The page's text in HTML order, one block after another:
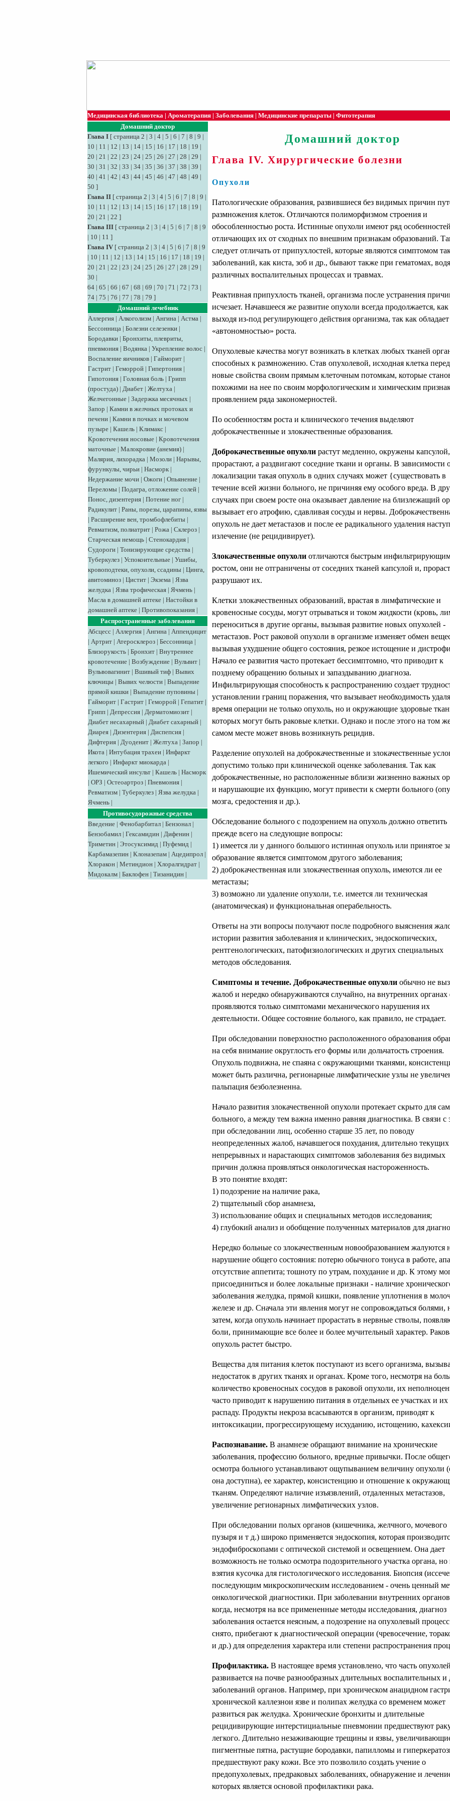
Медицинская библиотека | Ароматерапия | Заболевания | Медицинские препараты | Фитотерапия
Домашний доктор
Глава I [ страница 2 | 3 | 4 | 5 | 6 | 7 | 8 | 9 |
10 | 11 | 12 | 13 | 14 | 15 | 16 | 17 | 18 | 19 |
20 | 21 | 22 | 23 | 24 | 25 | 26 | 27 | 28 | 29 |
30 | 31 | 32 | 33 | 34 | 35 | 36 | 37 | 38 | 39 |
40 | 41 | 42 | 43 | 44 | 45 | 46 | 47 | 48 | 49 |
50 ]
Глава II [ страница 2 | 3 | 4 | 5 | 6 | 7 | 8 | 9 |
10 | 11 | 12 | 13 | 14 | 15 | 16 | 17 | 18 | 19 |
20 | 21 | 22 ]
Глава III [ страница 2 | 3 | 4 | 5 | 6 | 7 | 8 | 9
| 10 | 11 ]
Глава IV [ страница 2 | 3 | 4 | 5 | 6 | 7 | 8 | 9
| 10 | 11 | 12 | 13 | 14 | 15 | 16 | 17 | 18 | 19 |
20 | 21 | 22 | 23 | 24 | 25 | 26 | 27 | 28 | 29 |
30 |
64 | 65 | 66 | 67 | 68 | 69 | 70 | 71 | 72 | 73 |
74 | 75 | 76 | 77 | 78 | 79 ]
Домашний лечебник
Аллергия | Алкоголизм | Ангина | Астма |
Бессонница | Болезни селезенки |
Бородавки | Бронхиты, плевриты,
пневмония | Водянка | Укрепление волос |
Воспаление яичников | Гайморит |
Гастрит | Геморрой | Гипертония |
Гипотония | Головная боль | Грипп
(простуда) | Диабет | Желтуха |
Желчегонные | Задержка месячных |
Запор | Камни в желчных протоках и
печени | Камни в почках и мочевом
пузыре | Кашель | Климакс |
Кровотечения носовые | Кровотечения
маточные | Малокровие (анемия) |
Малярия, лихорадка | Мозоли | Нарывы,
фурункулы, чирьи | Насморк |
Недержание мочи | Ожоги | Опьянение |
Переломы | Подагра, отложение солей |
Понос, дизентерия | Потение ног |
Радикулит | Раны, порезы, царапины, язвы
| Расширение вен, тромбофлебиты |
Ревматизм, полиатрит | Рожа | Склероз |
Старческая немощь | Стенокардия |
Судороги | Тонизирующие средства |
Туберкулез | Успокоительные | Ушибы,
кровоподтеки, опухоли, ссадины | Цинга,
авитоминоз | Цистит | Экзема | Язва
желудка | Язва трофическая | Ячмень |
Масла в домашней аптеке | Настойки в
домашней аптеке | Противопоказания |
Распространенные заболевания
Абсцесс | Аллергия | Ангина | Аппендицит
| Артрит | Атеросклероз | Бессонница |
Близорукость | Бронхит | Внутреннее
кровотечение | Возбуждение | Вульвит |
Вульвовагинит | Вшивый тиф | Вывих
ключицы | Вывих челюсти | Выпадение
прямой кишки | Выпадение пуповины |
Гайморит | Гастрит | Геморрой | Гепатит |
Грипп | Депрессия | Дерматомиозит |
Диабет несахарный | Диабет сахарный |
Диарея | Дизентерия | Диспепсия |
Дифтерия | Дуоденит | Желтуха | Запор |
Икота | Интубация трахеи | Инфаркт
легкого | Инфаркт миокарда |
Ишемический инсульт | Кашель | Насморк
| ОРЗ | Остеоартроз | Пневмония |
Ревматизм | Туберкулез | Язва желудка |
Ячмень |
Противосудорожные средства
Введение | Фенобарбитал | Бензонал |
Бензобамил | Гексамидин | Дифенин |
Триметин | Этосуксимид | Пуфемид |
Карбамазепин | Клоназепам | Ацедипрол |
Хлоракон | Метиндион | Хлоралгидрат |
Мидокалм | Баклофен | Тизанидин |
Домашний доктор
Глава IV. Хирургические болезни
Опухоли
Патологические образования, развившиеся без видимых причин
размножения клеток. Отличаются полиморфизмом строения и
обособленностью роста. Истинные опухоли имеют ряд
отличающих их от сходных по внешним признакам образований.
следует отличать от припухлостей, которые являются симптомом
заболеваний, как киста, зоб и др., бывают также при гематомах,
различных воспалительных процессах и травмах.
Реактивная припухлость тканей, организма после устранения
исчезает. Начавшееся же развитие опухоли всегда продолжается,
выходя из-под регулирующего действия организма, так как обладает
«автономностью» роста.
Опухолевые качества могут возникать в клетках любых тканей
способных к размножению. Став опухолевой, исходная клетка
новые свойства своим прямым клеточным потомкам, которые
похожими на нее по своим морфологическим и химическим
проявлением ряда закономерностей.
По особенностям роста и клинического течения выделяют
доброкачественные и злокачественные образования.
Доброкачественные опухоли растут медленно, окружены
прорастают, а раздвигают соседние ткани и органы. В зависимости
локализации такая опухоль в одних случаях может {существовать в
течение всей жизни больного, не причиняя ему особого вреда. В
случаях при своем росте она оказывает давление на близлежащий
вызывает его атрофию, сдавливая сосуды и нервы.
опухоль не дает метастазов и после ее радикального удаления
излечение (не рецидивирует).
Злокачественные опухоли отличаются быстрым
ростом, они не отграничены от соседних тканей капсулой и,
разрушают их.
Клетки злокачественных образований, врастая в лимфатические и
кровеносные сосуды, могут отрываться и током жидкости (кровь,
переноситься в другие органы, вызывая развитие новых опухолей -
метастазов. Рост раковой опухоли в организме изменяет обмен
вызывая ухудшение общего состояния, резкое истощение и
Начало ее развития часто протекает бессимптомно, что приводит к
позднему обращению больных и запаздыванию диагноза.
Инфильтрирующая способность к распространению создает
установлении границ поражения, что вызывает необходимость
время операции не только опухоль, но и окружающие здоровые
которых могут быть раковые клетки. Однако и после этого на том
самом месте может вновь возникнуть рецидив.
Разделение опухолей на доброкачественные и злокачественные
допустимо только при клинической оценке заболевания. Так как
доброкачественные, но расположенные вблизи жизненно важных
и нарушающие их функцию, могут привести к смерти больного
мозга, средостения и др.).
Обследование больного с подозрением на опухоль должно ответить
прежде всего на следующие вопросы:
1) имеется ли у данного большого истинная опухоль или принятое
образование является симптомом другого заболевания;
2) доброкачественная или злокачественная опухоль, имеются ли ее
метастазы;
3) возможно ли удаление опухоли, т.е. имеется ли техническая
(анатомическая) и функциональная операбельность.
Ответы на эти вопросы получают после подробного выяснения
истории развития заболевания и клинических, эндоскопических,
рентгенологических, патофизиологических и других специальных
методов обследования.
Симптомы и течение. Доброкачественные опухоли обычно не
жалоб и нередко обнаруживаются случайно, на внутренних органах
проявляются только симптомами механического нарушения их
деятельности. Общее состояние больного, как правило, не страдает.
При обследовании поверхностно расположенного образования
на себя внимание округлость его формы или дольчатость строения.
Опухоль подвижна, не спаяна с окружающими тканями,
может быть различна, регионарные лимфатические узлы не
пальпация безболезненна.
Начало развития злокачественной опухоли протекает скрыто для
больного, а между тем важна именно равняя диагностика. В связи с
при обследовании лиц, особенно старше 35 лет, по поводу
неопределенных жалоб, начавшегося похудания, длительно текущих
непрерывных и нарастающих симптомов заболевания без видимых
причин должна проявляться онкологическая настороженность.
В это понятие входят:
1) подозрение на наличие рака,
2) тщательный сбор анамнеза,
3) использование общих и специальных методов исследования;
4) глубокий анализ и обобщение полученных материалов для
Нередко больные со злокачественным новообразованием жалуются
нарушение общего состояния: потерю обычного тонуса в работе,
отсутствие аппетита; тошноту по утрам, похудание и др. К этому
присоединиться и более локальные признаки - наличие
заболевания желудка, прямой кишки, появление уплотнения в
железе и др. Сначала эти явления могут не сопровождаться болями,
затем, когда опухоль начинает прорастать в нервные стволы,
боли, принимающие все более и более мучительный характер.
опухоль растет быстро.
Вещества для питания клеток поступают из всего организма,
недостаток в других тканях и органах. Кроме того, несмотря на
количество кровеносных сосудов в раковой опухоли, их
часто приводит к нарушению питания в отдельных ее участках и их
распаду. Продукты некроза всасываются в организм, приводят к
интоксикации, прогрессирующему исхуданию, истощению,
Распознавание. В анамнезе обращают внимание на хронические
заболевания, профессию больного, вредные привычки. После
осмотра больного устанавливают ощупыванием величину опухоли
она доступна), ее характер, консистенцию и отношение к
тканям. Определяют наличие изъязвлений, отдаленных метастазов,
увеличение регионарных лимфатических узлов.
При обследовании полых органов (кишечника, желчного, мочевого
пузыря и т д.) широко применяется эндоскопия, которая
эндофиброскопами с оптической системой и освещением. Она дает
возможность не только осмотра подозрительного участка органа, но
взятия кусочка для гистологического исследования. Биопсия
последующим микроскопическим исследованием - очень ценный
онкологической диагностики. При заболевании внутренних
когда, несмотря на все примененные методы исследования, диагноз
заболевания остается неясным, а подозрение на опухолевый
снято, прибегают к диагностической операции (чревосечение,
и др.) для определения характера или степени распространения
Профилактика. В настоящее время установлено, что часть опухолей
развивается на почве разнообразных длительных воспалительных и
заболеваний органов. Например, при хроническом анацидном
хронической каллезнои язве и полипах желудка со временем может
развиться рак желудка. Хронические бронхиты и длительные
рецидивирующие интерстициальные пневмонии предшествуют
легкого. Длительно незаживающие трещины и язвы,
пигментные пятна, растущие бородавки, папилломы и
предшествуют раку кожи. Все это позволило создать учение о
предопухолевых, предраковых заболеваниях, обнаружение и
которых является основой профилактики рака.